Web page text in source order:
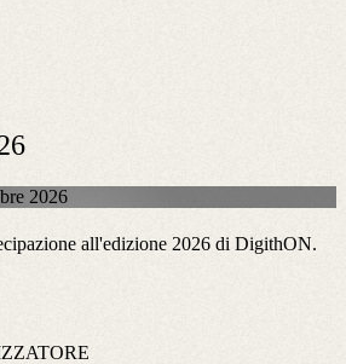
2026
all'edizione 2026 di DigithON.